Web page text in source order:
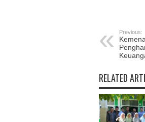
Previous:
RELATED